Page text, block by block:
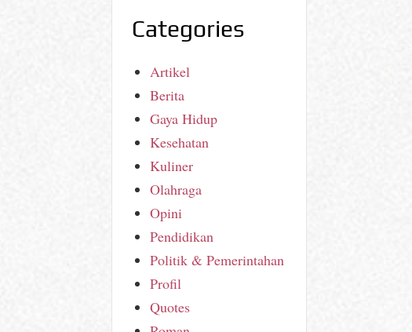
Categories
Artikel
Berita
Gaya Hidup
Kesehatan
Kuliner
Olahraga
Opini
Pendidikan
Politik & Pemerintahan
Profil
Quotes